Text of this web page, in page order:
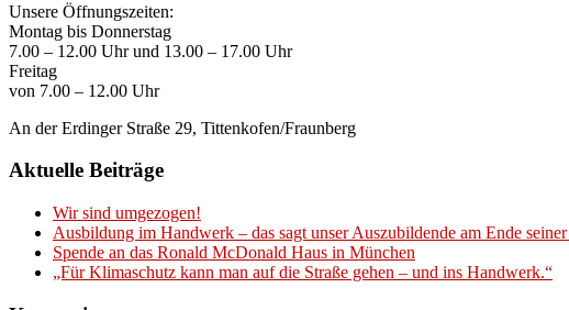
Unsere Öffnungszeiten:
Montag bis Donnerstag
7.00 – 12.00 Uhr und 13.00 – 17.00 Uhr
Freitag
von 7.00 – 12.00 Uhr
An der Erdinger Straße 29, Tittenkofen/Fraunberg
Aktuelle Beiträge
Wir sind umgezogen!
Ausbildung im Handwerk – das sagt unser Auszubildende am Ende
Spende an das Ronald McDonald Haus in München
„Für Klimaschutz kann man auf die Straße gehen – und ins Handwerk.“